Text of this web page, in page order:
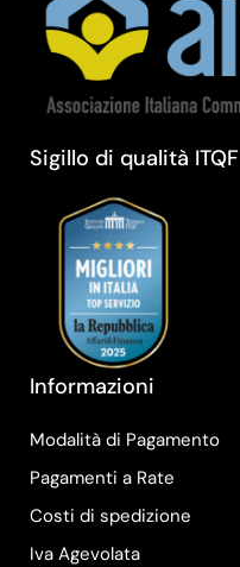
Sigillo di qualità ITQF
Informazioni
Modalità di Pagamento
Pagamenti a Rate
Costi di spedizione
Iva Agevolata